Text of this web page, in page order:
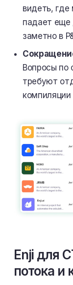
видеть,
падает еще
заметно в
Вопросы по
требуют
Enji для
потока и